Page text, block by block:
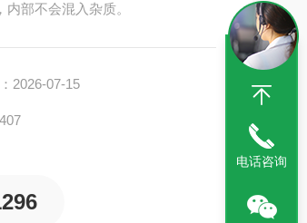
部不会混入杂质。
2026-07-15
电话咨询